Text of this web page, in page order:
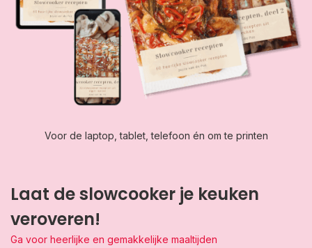
Voor de laptop, tablet, telefoon én om te printen
Laat de slowcooker je keuken
veroveren!
Ga voor heerlijke en gemakkelijke maaltijden